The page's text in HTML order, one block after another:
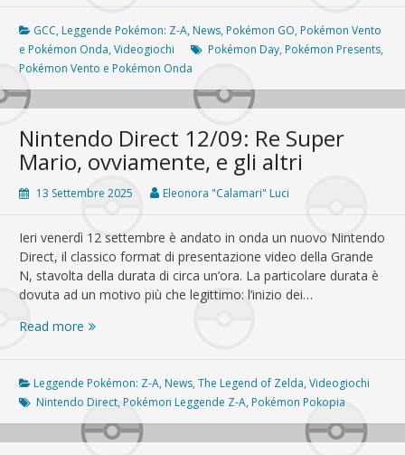
2026:
presentati
Pokémon
Vento
e
Pokémon
GCC, Leggende Pokémon: Z-A, News, Pokémon GO, Pokémon Vento
e Pokémon Onda,Videogiochi Pokémon Day, Pokémon Presents,
Pokémon Vento e Pokémon Onda
Nintendo Direct 12/09: Re Super
Mario, ovviamente, e gli altri
13 Settembre 2025 Eleonora "Calamari" Luci
Ieri venerdì 12 settembre è andato in onda un nuovo Nintendo
Direct, il classico format di presentazione video della Grande
N, stavolta della durata di circa un’ora. La particolare durata è
dovuta ad un motivo più che legittimo: l’inizio dei…
Read more Nintendo
Re
Super
Mario,
ovviamente,
Leggende Pokémon: Z-A, News,The Legend of Zelda,Videogiochi
Nintendo Direct,Pokémon Leggende Z-A, Pokémon Pokopia